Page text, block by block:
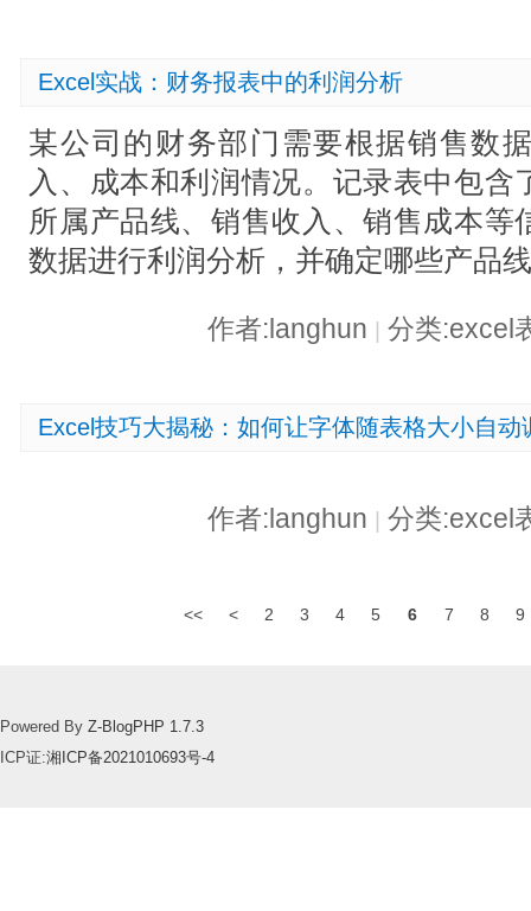
Excel实战：财务报表中的利润分析
某公司的财务部门需要根据销售数
入、成本和利润情况。记录表中包含
所属产品线、销售收入、销售成本等
数据进行利润分析，并确定哪些产品
作者:langhun 分类:excel
Excel技巧大揭秘：如何让字体随表格大小自动
作者:langhun | 分类:excel
<< < 2 3 4 5 6 7 8 9
Powered By Z-BlogPHP 1.7.3
ICP证:湘ICP备2021010693号-4